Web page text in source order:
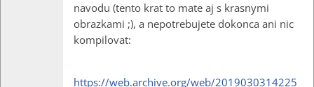
navodu (tento krat to mate aj s krasnymi
obrazkami ;), a nepotrebujete dokonca ani nic
kompilovat:
https://web.archive.org/web/2019030314225